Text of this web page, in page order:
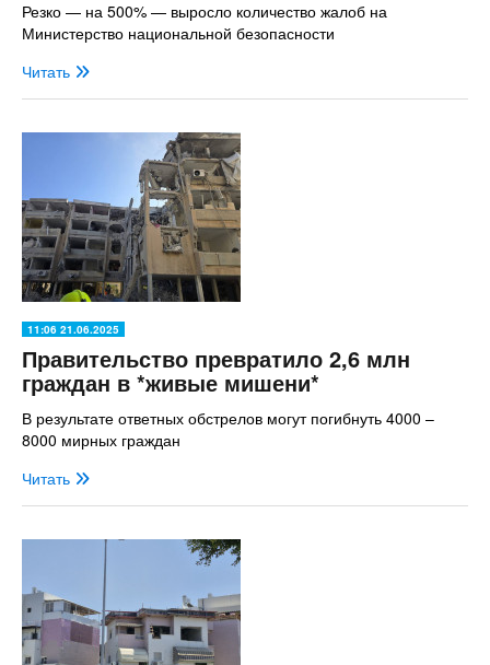
Резко — на 500% — выросло количество жалоб на
Министерство национальной безопасности
Читать
11:06 21.06.2025
Правительство превратило 2,6 млн
граждан в *живые мишени*
В результате ответных обстрелов могут погибнуть 4000 –
8000 мирных граждан
Читать